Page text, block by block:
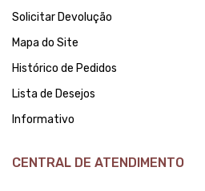
Solicitar Devolução
Mapa do Site
Histórico de Pedidos
Lista de Desejos
Informativo
CENTRAL DE ATENDIMENTO